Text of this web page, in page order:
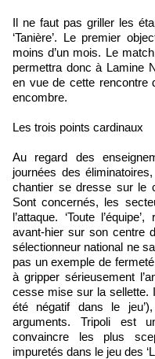
Il ne faut pas griller les
‘Tanière’. Le premier
moins d’un mois. Le
permettra donc à Lamine
en vue de cette rencontre
encombre.
Les trois points cardinaux
Au regard des
journées des
chantier se dresse sur le
Sont concernés, les
l’attaque. ‘Toute
avant-hier sur son centre
sélectionneur national ne
pas un exemple de
à gripper sérieusement
cesse mise sur la sellette.
été négatif dans le
arguments. Tripoli est
convaincre les plus
impuretés dans le jeu des